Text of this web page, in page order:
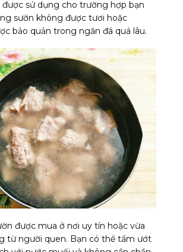
được sử dụng cho trường hợp bạn
sườn không được tươi hoặc
bảo quản trong ngăn đá quá lâu.
được mua ở nơi uy tín hoặc vừa
từ người quen. Bạn có thể tẩm ướt